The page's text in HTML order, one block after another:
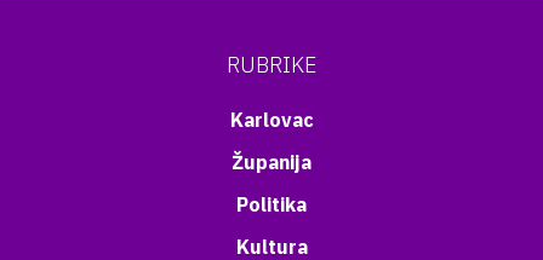
RUBRIKE
Karlovac
Županija
Politika
Kultura